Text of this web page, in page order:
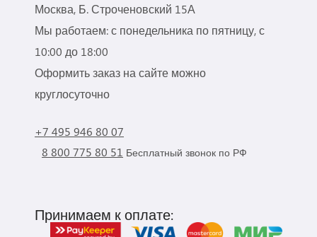
Москва, Б. Строченовский 15А
Мы работаем: с понедельника по пятницу, с
10:00 до 18:00
Оформить заказ на сайте можно
круглосуточно
+7 495 946 80 07
8 800 775 80 51 Бесплатный звонок по РФ
Принимаем к оплате: